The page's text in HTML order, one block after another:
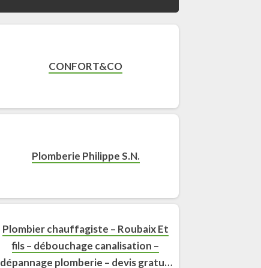
CONFORT&CO
Plomberie Philippe S.N.
Plombier chauffagiste – Roubaix Et
fils – débouchage canalisation –
dépannage plomberie – devis gratuit